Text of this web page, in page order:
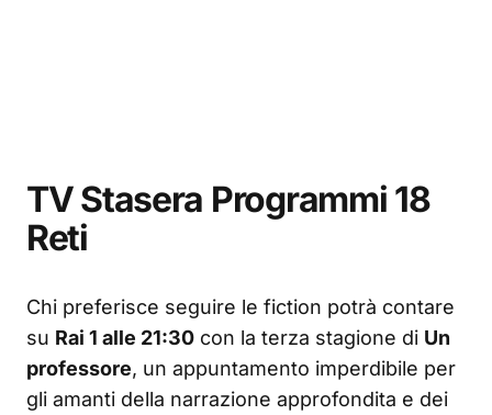
TV Stasera Programmi 18
Reti
Chi preferisce seguire le fiction potrà contare
su Rai 1 alle 21:30 con la terza stagione di Un
professore, un appuntamento imperdibile per
gli amanti della narrazione approfondita e dei